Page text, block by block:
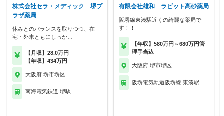
株式会社セラ・メディック 堺プ
ラザ薬局
休みとのバランスを取りつつ、在
宅・外来ともにしっか…
【月収】28.0万円
【年収】434万円
大阪府 堺市堺区
南海電気鉄道 堺駅
有限会社雄和 ラビット高砂薬局
阪堺線東湊駅近くの綺麗な薬局で
す！！
【年収】580万円～680万円管
理手当込
大阪府 堺市堺区
阪堺電気軌道阪堺線 東湊駅